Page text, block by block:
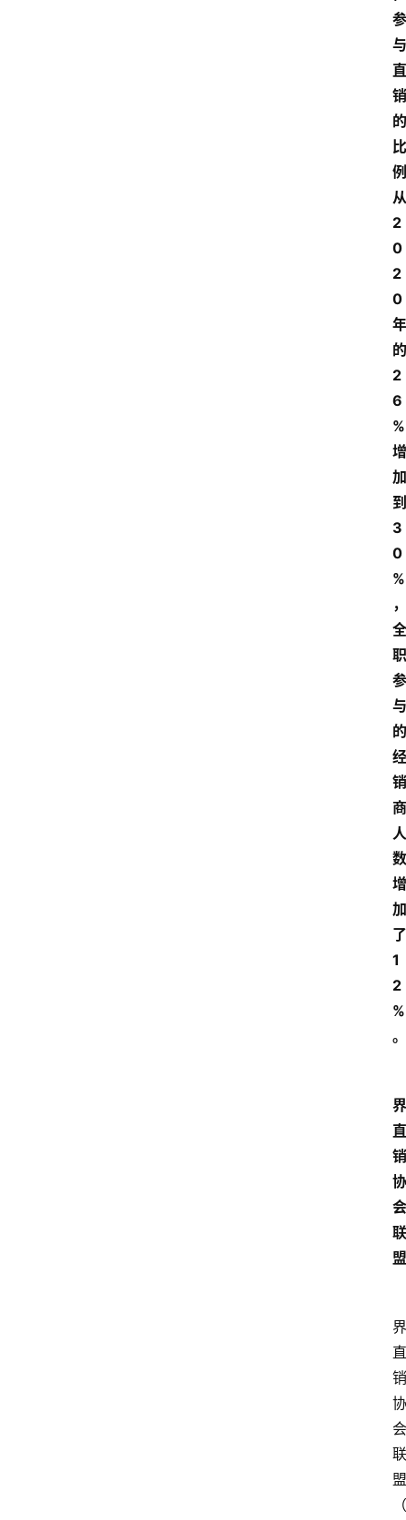
参
与
直
销
的
比
例
从
2
0
2
0
年
的
2
6
%
增
加
到
3
0
%
，
全
职
参
与
的
经
销
商
人
数
增
加
了
1
2
%
。
界
直
销
协
会
联
盟
界
直
销
协
会
联
盟
（